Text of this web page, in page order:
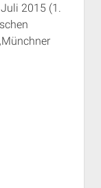
2015 (1.